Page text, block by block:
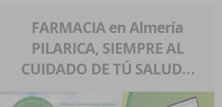
La farmacia
Nuestra historia
Nuestro equipo
Eventos
Servicios y reservas
Pedidos express
FARMACIA en Almería
PILARICA, SIEMPRE AL
CUIDADO DE TÚ SALUD…